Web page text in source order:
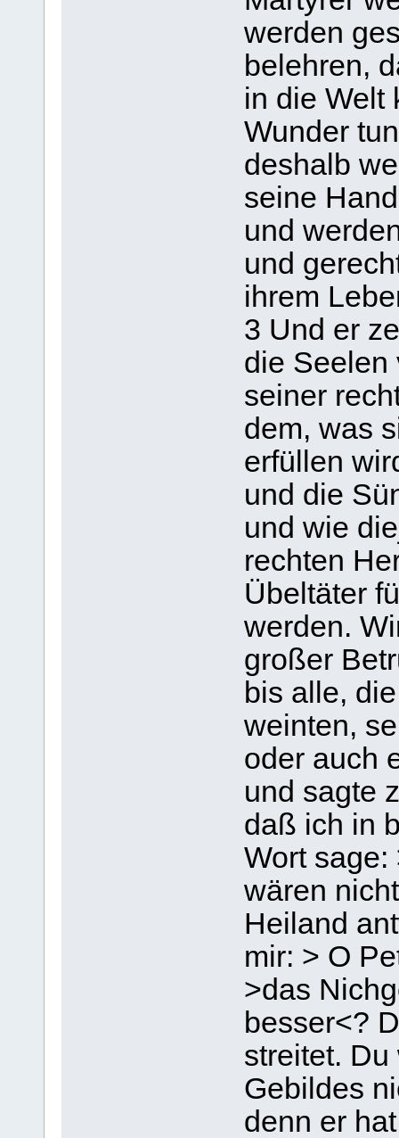
werden
belehren,
in die Welt
Wunder
deshalb
seine
und
und
ihrem
3 Und er
die Seelen
seiner
dem, was
erfüllen
und die
und wie
rechten
Übeltäter
werden.
großer
bis alle,
weinten,
oder auch
und sagte
daß ich in
Wort sage:
wären
Heiland
mir: > O
>das
besser<?
streitet.
Gebildes
denn er